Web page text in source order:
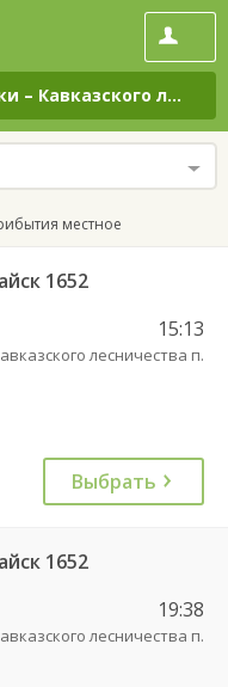
– Кавказского лесничества п.
местное
1652
15:13
лесничества п.
Выбрать
1652
19:38
лесничества п.